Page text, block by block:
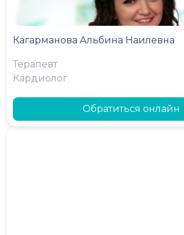
Кагарманова Альбина Наилевна
Терапевт
Кардиолог
Обратиться онлайн